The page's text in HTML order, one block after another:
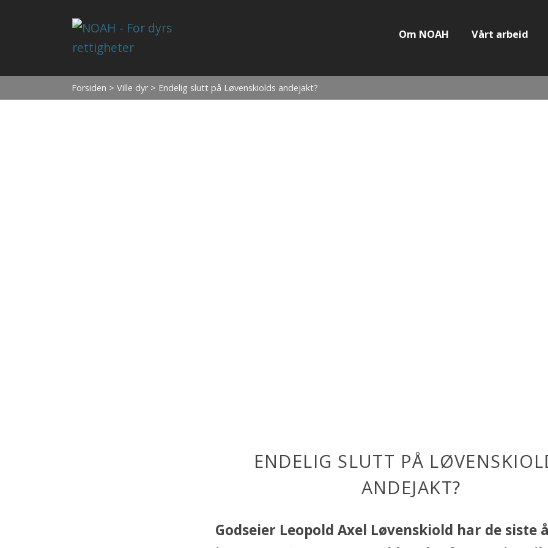
Om NOAH Vårt arbeid
Forsiden > Ville dyr > Endelig slutt på Løvenskiolds andejakt?
ENDELIG SLUTT PÅ
ANDEJAKT?
Godseier Leopold Axel Løvenskiold har de siste